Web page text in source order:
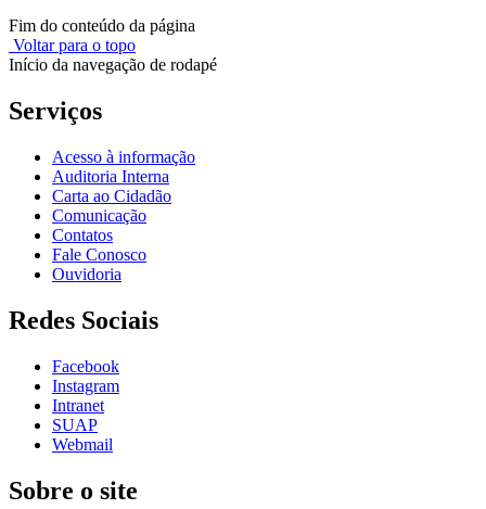
Fim do conteúdo da página
Voltar para o topo
Início da navegação de rodapé
Serviços
Acesso à informação
Auditoria Interna
Carta ao Cidadão
Comunicação
Contatos
Fale Conosco
Ouvidoria
Redes Sociais
Facebook
Instagram
Intranet
SUAP
Webmail
Sobre o site